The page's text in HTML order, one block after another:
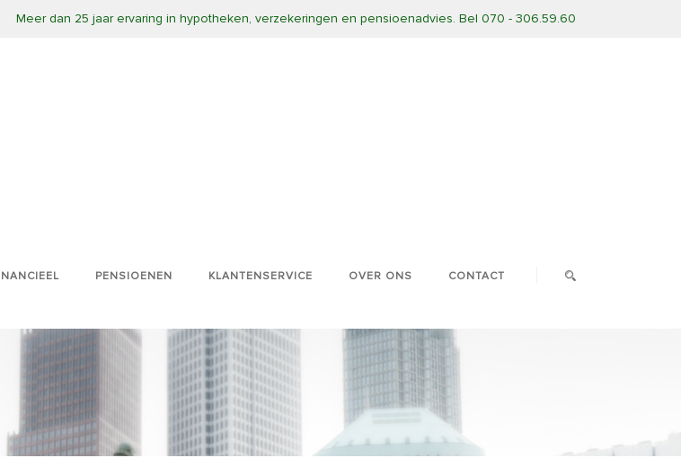
Meer dan 25 jaar ervaring in hypotheken, verzekeringen en pensioenadvies. Bel 070 - 306.59.60
PENSIOENEN KLANTENSERVICE OVER ONS CONTACT